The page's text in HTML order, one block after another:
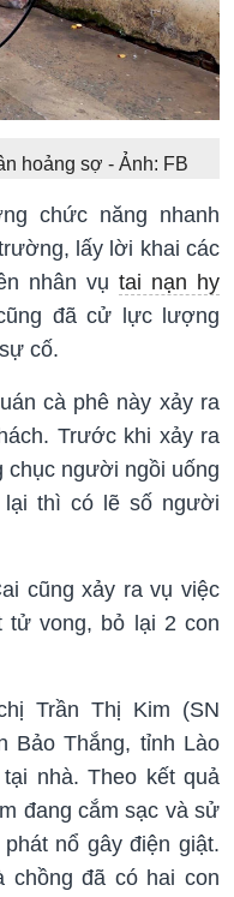
hoảng sợ - Ảnh: FB
chức năng nhanh
lấy lời khai các
nhân vụ tai nạn hy
đã cử lực lượng
cố.
cà phê này xảy ra
Trước khi xảy ra
chục người ngồi uống
thì có lẽ số người
cũng xảy ra vụ việc
tử vong, bỏ lại 2 con
Trần Thị Kim (SN
Bảo Thắng, tỉnh Lào
nhà. Theo kết quả
đang cắm sạc và sử
nổ gây điện giật.
chồng đã có hai con